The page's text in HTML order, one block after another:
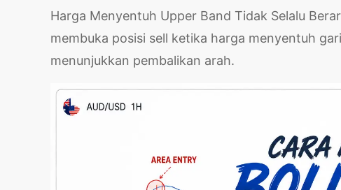
Harga Menyentuh Upper Band Tidak Selalu
membuka posisi sell ketika harga menyentuh
menunjukkan pembalikan arah.